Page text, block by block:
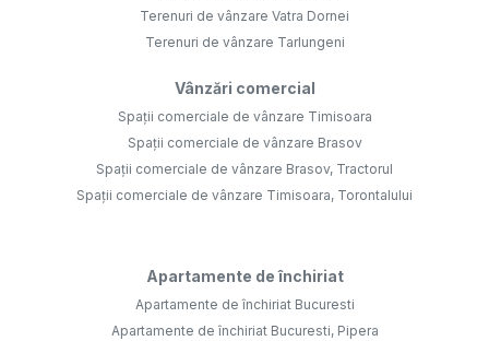
Terenuri de vânzare Vatra Dornei
Terenuri de vânzare Tarlungeni
Vânzări comercial
Spații comerciale de vânzare Timisoara
Spații comerciale de vânzare Brasov
Spații comerciale de vânzare Brasov, Tractorul
Spații comerciale de vânzare Timisoara, Torontalului
Apartamente de închiriat
Apartamente de închiriat Bucuresti
Apartamente de închiriat Bucuresti, Pipera